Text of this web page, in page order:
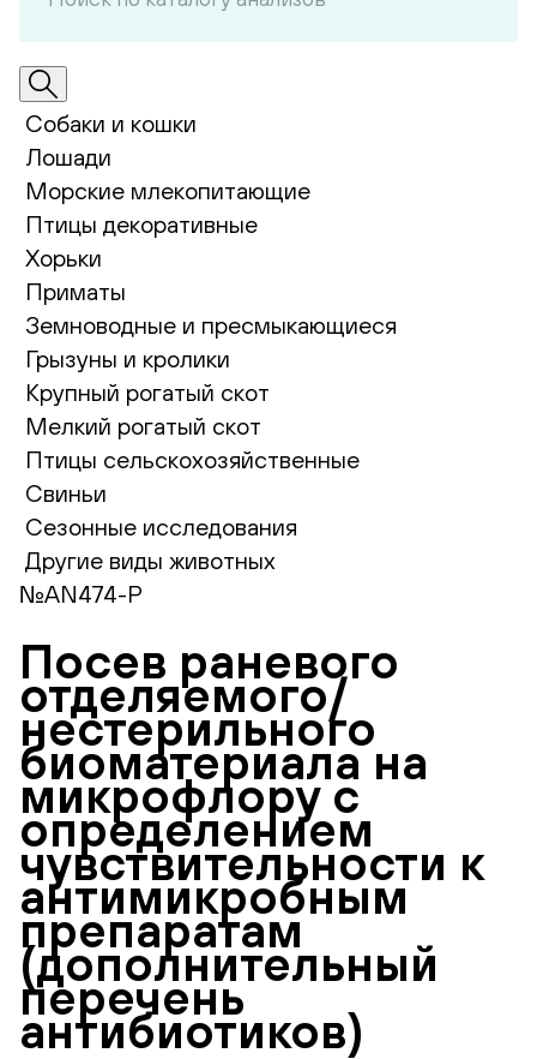
Собаки и кошки
Лошади
Морские млекопитающие
Птицы декоративные
Хорьки
Приматы
Земноводные и пресмыкающиеся
Грызуны и кролики
Крупный рогатый скот
Мелкий рогатый скот
Птицы сельскохозяйственные
Свиньи
Сезонные исследования
Другие виды животных
№AN474-P
Посев раневого
отделяемого/
нестерильного
биоматериала на
микрофлору с
определением
чувствительности к
антимикробным
препаратам
(дополнительный
перечень
антибиотиков)